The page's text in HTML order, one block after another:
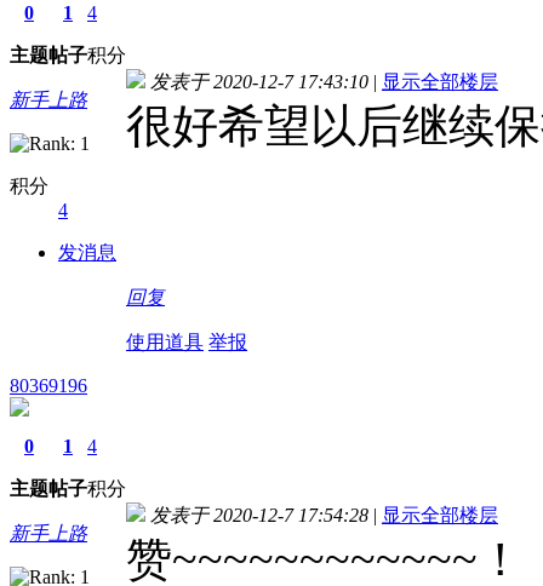
0
主题
1
帖子
4
积分
新手上路
积分
4
发消息
发表于 2020-12-7 17:43:10 | 显示全部楼层
很好希望以后继续
回复
使用道具 举报
80369196
0
主题
1
帖子
4
积分
新手上路
发表于 2020-12-7 17:54:28 | 显示全部楼层
赞~~~~~~~~~~~~！